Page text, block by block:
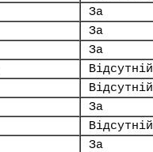
За
За
За
Відсутній
Відсутній
За
Відсутній
За